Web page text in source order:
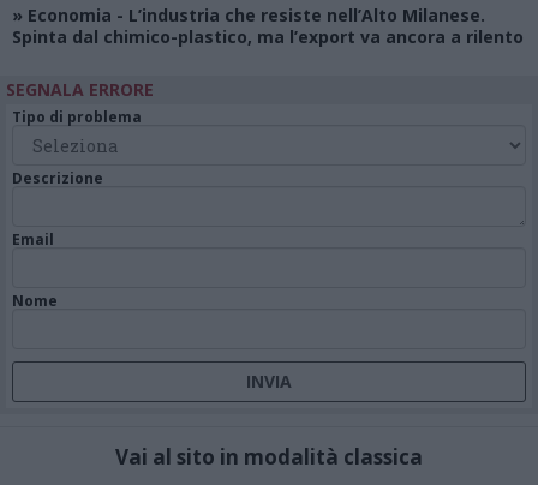
» Economia - L’industria che resiste nell’Alto Milanese.
Spinta dal chimico-plastico, ma l’export va ancora a rilento
SEGNALA ERRORE
Tipo di problema
Descrizione
Email
Nome
Vai al sito in modalità classica